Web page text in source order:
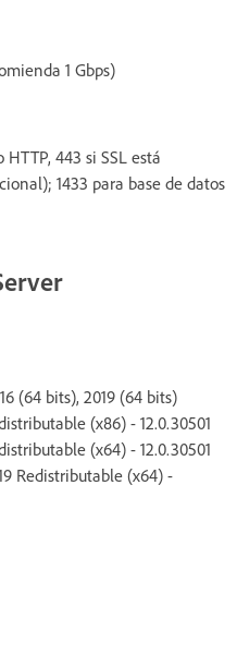
1 Gbps)
443 si SSL está
1433 para base de datos
(64 bits), 2019 (64 bits)
(x86) - 12.0.30501
(x64) - 12.0.30501
Redistributable (x64) -